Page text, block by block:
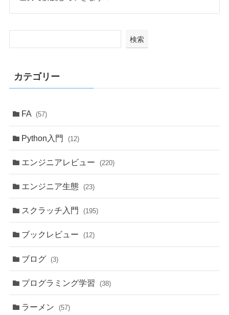
検索
カテゴリー
FA (57)
Python入門 (12)
エンジニアレビュー (220)
エンジニア生態 (23)
スクラッチ入門 (195)
ブックレビュー (12)
ブログ (3)
プログラミング学習 (38)
ラーメン (57)